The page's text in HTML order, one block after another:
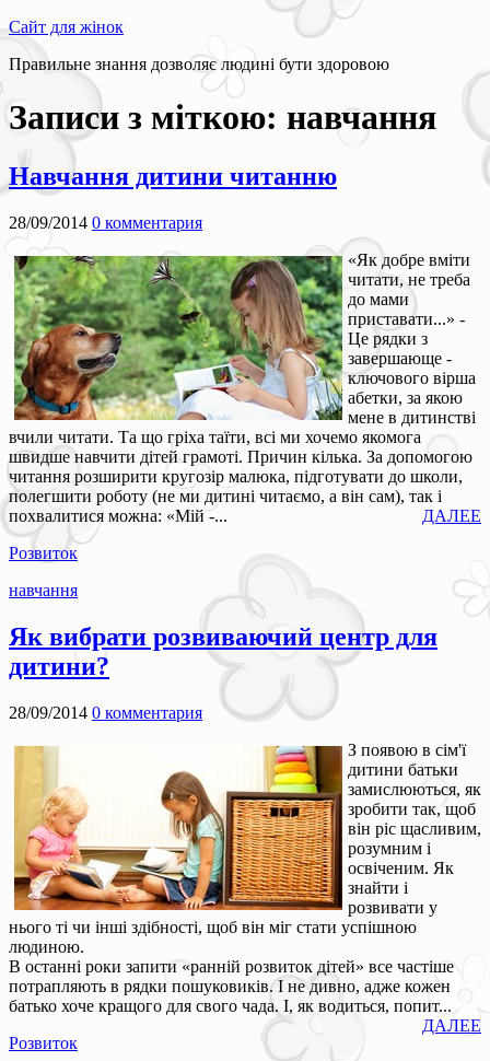
Сайт для жінок
Правильне знання дозволяє людині бути здоровою
Записи з міткою: навчання
Навчання дитини читанню
28/09/2014 0 комментария
«Як добре вміти
читати, не треба
до мами
приставати...» -
Це рядки з
завершающе -
ключового вірша
абетки, за якою
мене в дитинстві
вчили читати. Та що гріха таїти, всі ми хочемо якомога
швидше навчити дітей грамоті. Причин кілька. За допомогою
читання розширити кругозір малюка, підготувати до школи,
полегшити роботу (не ми дитині читаємо, а він сам), так і
похвалитися можна: «Мій -...
ДАЛЕЕ
Розвиток
навчання
Як вибрати розвиваючий центр для
дитини?
28/09/2014 0 комментария
З появою в сім'ї
дитини батьки
замислюються, як
зробити так, щоб
він ріс щасливим,
розумним і
освіченим. Як
знайти і
розвивати у
нього ті чи інші здібності, щоб він міг стати успішною
людиною.
В останні роки запити «ранній розвиток дітей» все частіше
потрапляють в рядки пошуковиків. І не дивно, адже кожен
батько хоче кращого для свого чада. І, як водиться, попит...
ДАЛЕЕ
Розвиток